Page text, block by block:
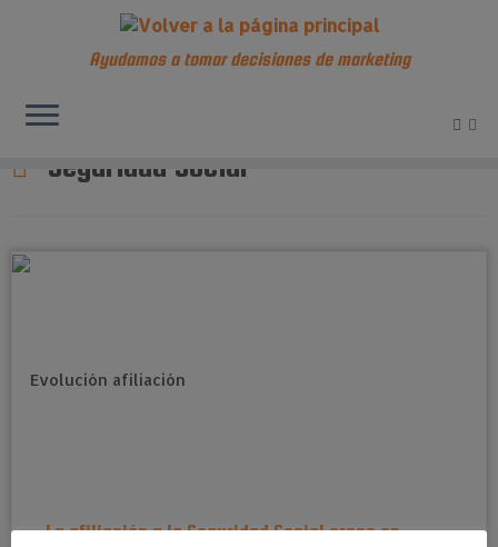
Saltar
contenido
Ayudamos a tomar decisiones de marketing
Seguridad Social
La afiliación a la Seguridad Social crece en